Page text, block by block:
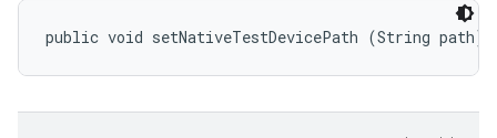
public void setNativeTestDevicePath (String path)